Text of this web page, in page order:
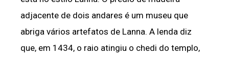
adjacente de dois andares é um museu que
abriga vários artefatos de Lanna. A lenda diz
que, em 1434, o raio atingiu o chedi do templo,